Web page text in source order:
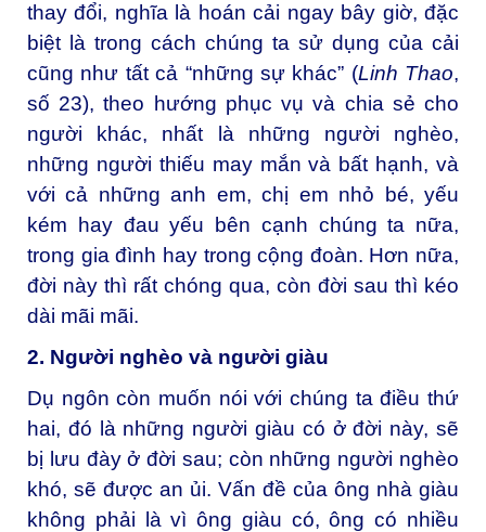
thay đổi, nghĩa là hoán cải ngay bây giờ, đặc
biệt là trong cách chúng ta sử dụng của cải
cũng như tất cả “những sự khác” (Linh Thao,
số 23), theo hướng phục vụ và chia sẻ cho
người khác, nhất là những người nghèo,
những người thiếu may mắn và bất hạnh, và
với cả những anh em, chị em nhỏ bé, yếu
kém hay đau yếu bên cạnh chúng ta nữa,
trong gia đình hay trong cộng đoàn. Hơn nữa,
đời này thì rất chóng qua, còn đời sau thì kéo
dài mãi mãi.
2. Người nghèo và người giàu
Dụ ngôn còn muốn nói với chúng ta điều thứ
hai, đó là những người giàu có ở đời này, sẽ
bị lưu đày ở đời sau; còn những người nghèo
khó, sẽ được an ủi. Vấn đề của ông nhà giàu
không phải là vì ông giàu có, ông có nhiều